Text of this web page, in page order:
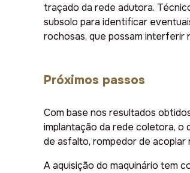
traçado da rede adutora.
subsolo para identificar
rochosas, que possam
Próximos passos
Com base nos resultados
implantação da rede coletora, o
de asfalto, rompedor de acoplar
A aquisição do maquinário tem